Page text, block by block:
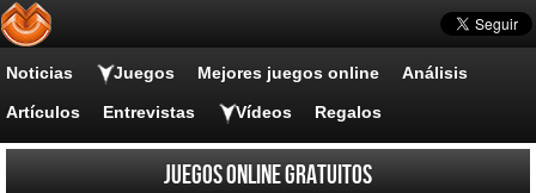
Noticias Juegos Mejores juegos online Análisis
Artículos Entrevistas Vídeos Regalos
Juegos online gratuitos